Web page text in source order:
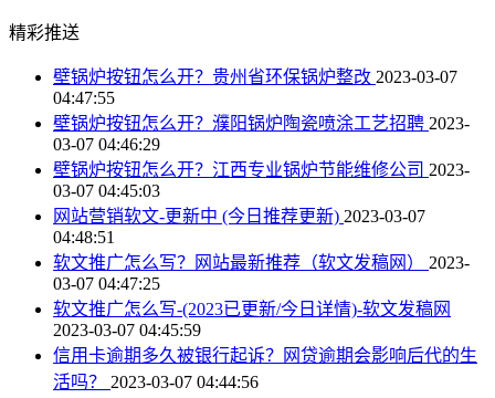
精彩推送
壁锅炉按钮怎么开？贵州省环保锅炉整改 2023-03-07
04:47:55
壁锅炉按钮怎么开？濮阳锅炉陶瓷喷涂工艺招聘 2023-
03-07 04:46:29
壁锅炉按钮怎么开？江西专业锅炉节能维修公司 2023-
03-07 04:45:03
网站营销软文-更新中 (今日推荐更新) 2023-03-07
04:48:51
软文推广怎么写？网站最新推荐（软文发稿网） 2023-
03-07 04:47:25
软文推广怎么写-(2023已更新/今日详情)-软文发稿网
2023-03-07 04:45:59
信用卡逾期多久被银行起诉？网贷逾期会影响后代的生
活吗？ 2023-03-07 04:44:56